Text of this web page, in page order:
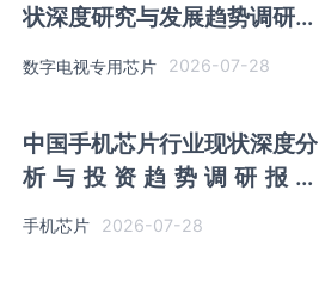
状深度研究与发展趋势调研报
数字电视专用芯片 2026-07-28
中国手机芯片行业现状深度分
析与投资趋势调研报告
（2026-2033年）
手机芯片 2026-07-28